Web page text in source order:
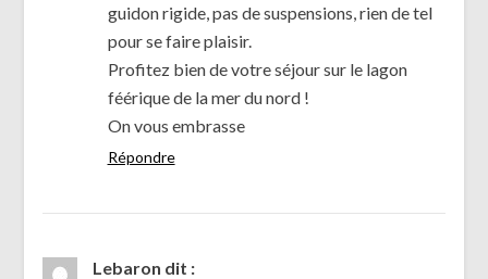
guidon rigide, pas de suspensions, rien de tel
pour se faire plaisir.
Profitez bien de votre séjour sur le lagon
féérique de la mer du nord !
On vous embrasse
Répondre
Lebaron dit :